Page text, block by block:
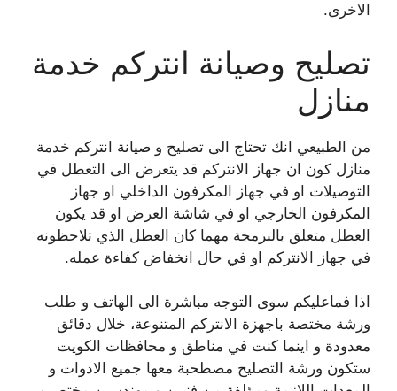
الاخرى.
تصليح وصيانة انتركم خدمة
منازل
من الطبيعي انك تحتاج الى تصليح و صيانة انتركم خدمة
منازل كون ان جهاز الانتركم قد يتعرض الى التعطل في
التوصيلات او في جهاز المكرفون الداخلي او جهاز
المكرفون الخارجي او في شاشة العرض او قد يكون
العطل متعلق بالبرمجة مهما كان العطل الذي تلاحظونه
في جهاز الانتركم او في حال انخفاض كفاءة عمله.
اذا فماعليكم سوى التوجه مباشرة الى الهاتف و طلب
ورشة مختصة باجهزة الانتركم المتنوعة، خلال دقائق
معدودة و اينما كنت في مناطق و محافظات الكويت
ستكون ورشة التصليح مصطحبة معها جميع الادوات و